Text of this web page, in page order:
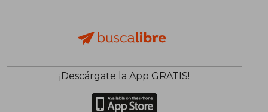
¡Descárgate la App GRATIS!